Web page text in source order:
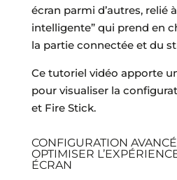
écran parmi d’autres, relié
intelligente” qui prend en
la partie connectée et du
Ce tutoriel vidéo apporte
pour visualiser la
et Fire Stick.
CONFIGURATION
OPTIMISER
ÉCRAN